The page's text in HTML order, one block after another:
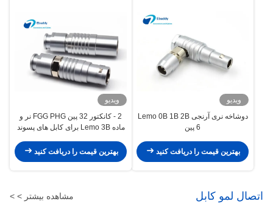
ویدیو
دوشاخه نری آرنجی Lemo 0B 1B 2B
6 پین
بهترین قیمت را دریافت کنید
ویدیو
2 - کانکتور 32 پین FGG PHG نر و
ماده Lemo 3B برای کابل های پسوند
بهترین قیمت را دریافت کنید
اتصال لمو کابل مشاهده بیشتر > >